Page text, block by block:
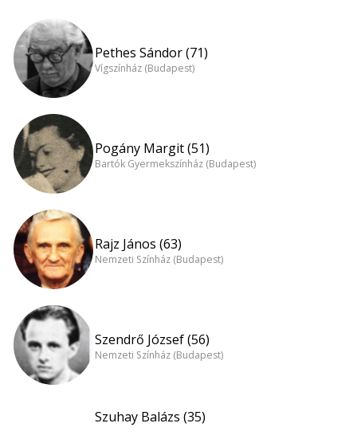
Pethes Sándor (71)
Vígszínház (Budapest)
Pogány Margit (51)
Bartók Gyermekszínház (Budapest)
Rajz János (63)
Nemzeti Színház (Budapest)
Szendrő József (56)
Nemzeti Színház (Budapest)
Szuhay Balázs (35)